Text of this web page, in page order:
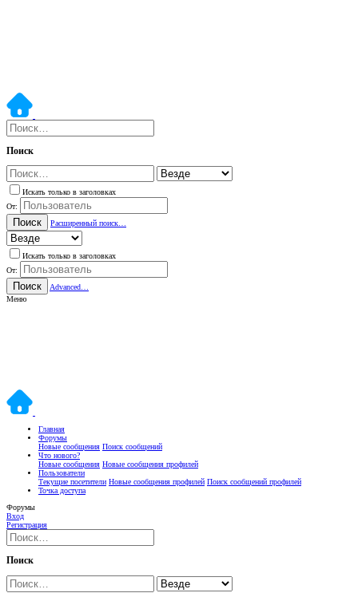
Поиск
Искать только в заголовках
От:
Поиск Расширенный поиск…
Искать только в заголовках
От:
Поиск
Advanced…
Меню
Главная
Форумы
Новые сообщения Поиск сообщений
Что нового?
Новые сообщения Новые сообщения профилей
Пользователи
Текущие посетители Новые сообщения профилей Поиск сообщений профилей
Точка доступа
Форумы
Вход
Регистрация
Поиск